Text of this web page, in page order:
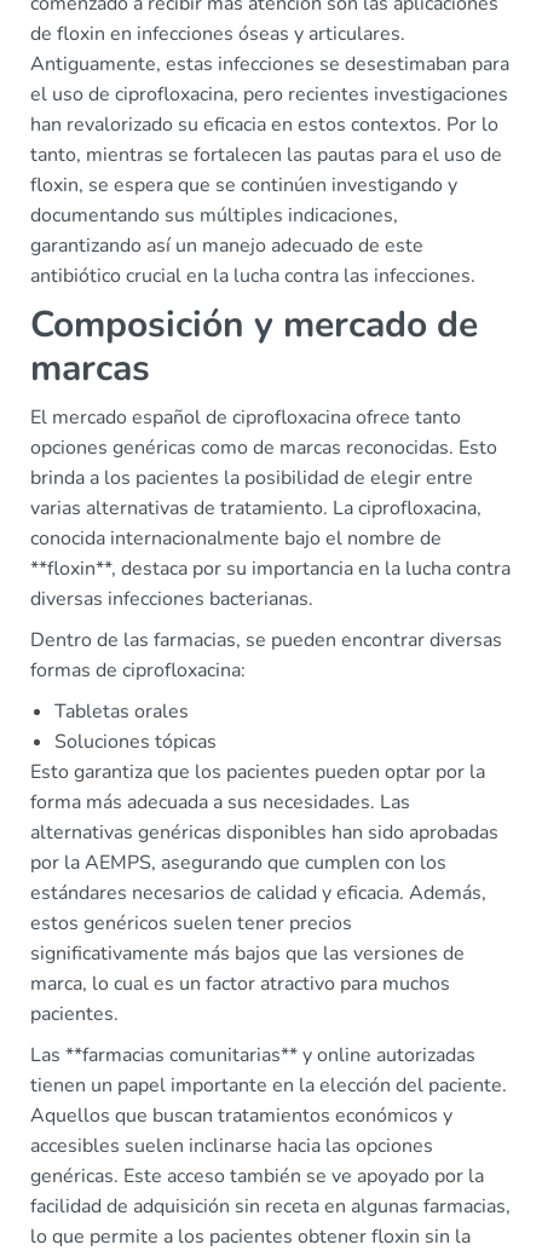
de floxin en infecciones óseas y articulares.
Antiguamente, estas infecciones se desestimaban para
el uso de ciprofloxacina, pero recientes investigaciones
han revalorizado su eficacia en estos contextos. Por lo
tanto, mientras se fortalecen las pautas para el uso de
floxin, se espera que se continúen investigando y
documentando sus múltiples indicaciones,
garantizando así un manejo adecuado de este
antibiótico crucial en la lucha contra las infecciones.
Composición y mercado de
marcas
El mercado español de ciprofloxacina ofrece tanto
opciones genéricas como de marcas reconocidas. Esto
brinda a los pacientes la posibilidad de elegir entre
varias alternativas de tratamiento. La ciprofloxacina,
conocida internacionalmente bajo el nombre de
**floxin**, destaca por su importancia en la lucha contra
diversas infecciones bacterianas.
Dentro de las farmacias, se pueden encontrar diversas
formas de ciprofloxacina:
Tabletas orales
Soluciones tópicas
Esto garantiza que los pacientes pueden optar por la
forma más adecuada a sus necesidades. Las
alternativas genéricas disponibles han sido aprobadas
por la AEMPS, asegurando que cumplen con los
estándares necesarios de calidad y eficacia. Además,
estos genéricos suelen tener precios
significativamente más bajos que las versiones de
marca, lo cual es un factor atractivo para muchos
pacientes.
Las **farmacias comunitarias** y online autorizadas
tienen un papel importante en la elección del paciente.
Aquellos que buscan tratamientos económicos y
accesibles suelen inclinarse hacia las opciones
genéricas. Este acceso también se ve apoyado por la
facilidad de adquisición sin receta en algunas farmacias,
lo que permite a los pacientes obtener floxin sin la